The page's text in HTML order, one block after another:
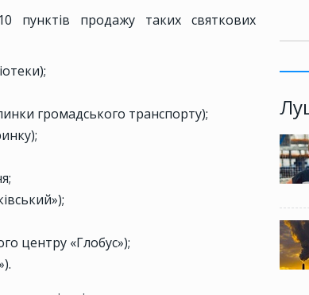
пунктів продажу таких святкових
громадського транспорту);
центру «Глобус»);